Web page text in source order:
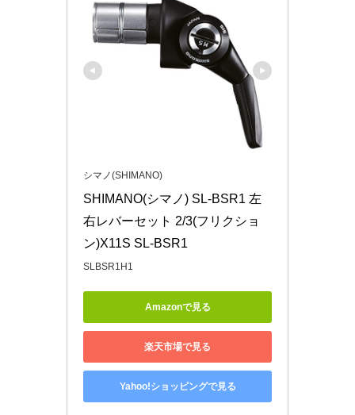
シマノ(SHIMANO)
SHIMANO(シマノ) SL-BSR1 左
右レバーセット 2/3(フリクショ
ン)X11S SL-BSR1
SLBSR1H1
Amazonで見る
楽天市場で見る
Yahoo!ショッピングで見る